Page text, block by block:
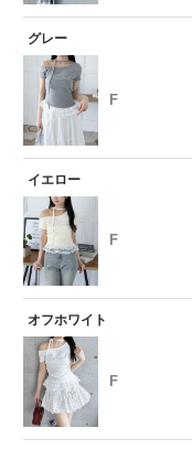
グレー
F
イエロー
F
オフホワイト
F